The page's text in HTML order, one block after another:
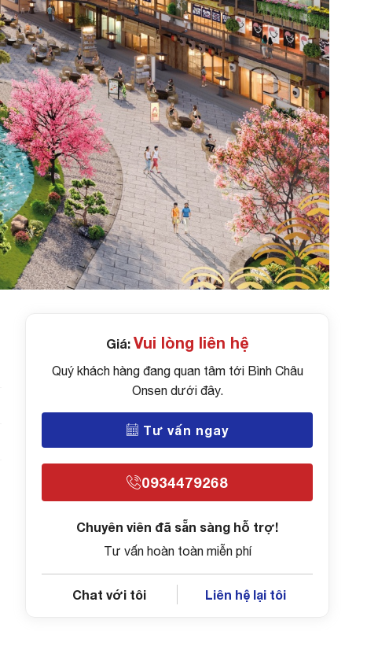
Giá: Vui lòng liên hệ
Quý khách hàng đang quan tâm tới Bình Châu
Onsen dưới đây.
Tư vấn ngay
0934479268
Chuyên viên đã sẵn sàng hỗ trợ!
Tư vấn hoàn toàn miễn phí
Chat với tôi Liên hệ lại tôi